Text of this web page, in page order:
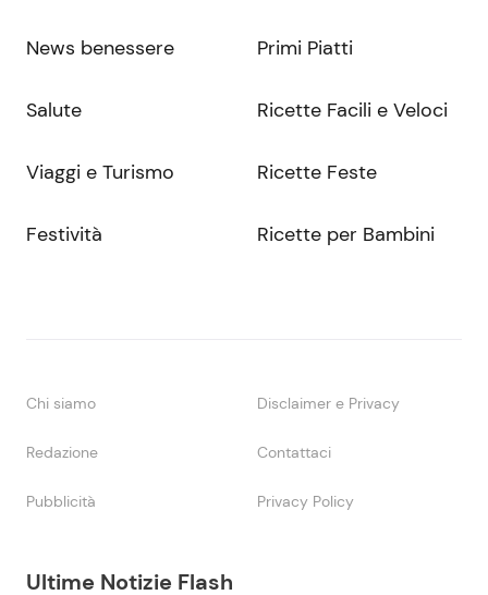
Ultime Notizie Flash
News benessere
Salute
Viaggi e Turismo
Festività
Primi Piatti
Ricette Facili e Veloci
Ricette Feste
Ricette per Bambini
Chi siamo Disclaimer e Privacy
Redazione Contattaci
Pubblicità Privacy Policy